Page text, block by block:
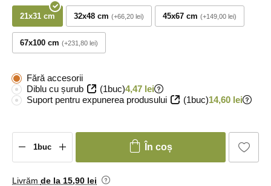
21x31 cm 32x48 cm +66,20 lei 45x67 cm +149,00 lei
67x100 cm +231,80 lei
Fără accesorii
Diblu cu șurub
(1buc)4,47 lei
Suport pentru expunerea produsului
(1buc)14,60 lei
În coș
Livrăm de la 15,90 lei